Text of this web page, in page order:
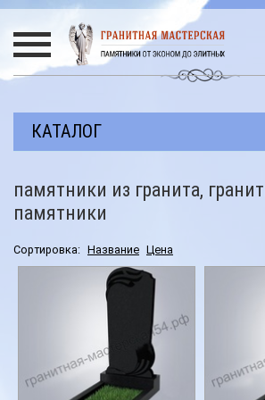
КАТАЛОГ
Памятники участникам СВО
Мемориальные комплексы
3D подиумы
Эксклюзивные памятники
памятники из гранита,
памятники
Сортировка: Название Цена